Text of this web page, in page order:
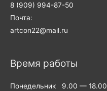
8 (909) 994-87-50
Почта:
artcon22@mail.ru
Время работы
Понедельник 9.00 — 18.00